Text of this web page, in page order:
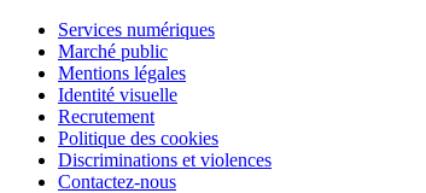
Services numériques
Marché public
Mentions légales
Identité visuelle
Recrutement
Politique des cookies
Discriminations et violences
Contactez-nous